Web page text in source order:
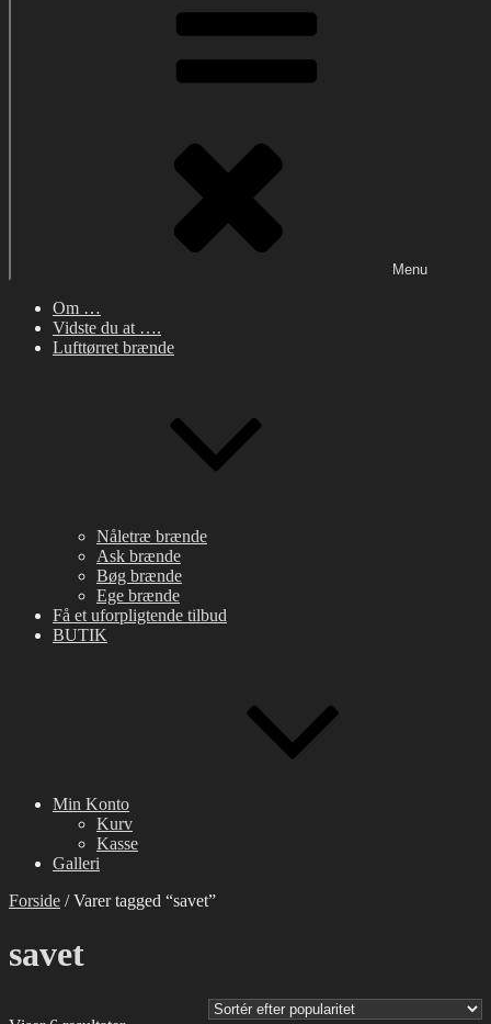
Menu
Om …
Vidste du at ….
Lufttørret brænde
Nåletræ brænde
Ask brænde
Bøg brænde
Ege brænde
Få et uforpligtende tilbud
BUTIK
Min Konto
Kurv
Kasse
Galleri
Forside / Varer tagged “savet”
savet